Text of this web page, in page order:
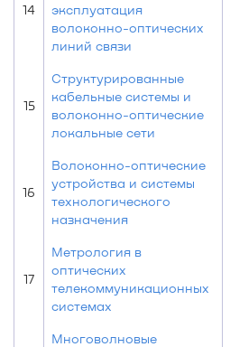
14
эксплуатация
волоконно-оптических
линий связи
15
Структурированные
кабельные системы и
волоконно-оптические
локальные сети
16
Волоконно-оптические
устройства и системы
технологического
назначения
17
Метрология в
оптических
телекоммуникационных
системах
Многоволновые